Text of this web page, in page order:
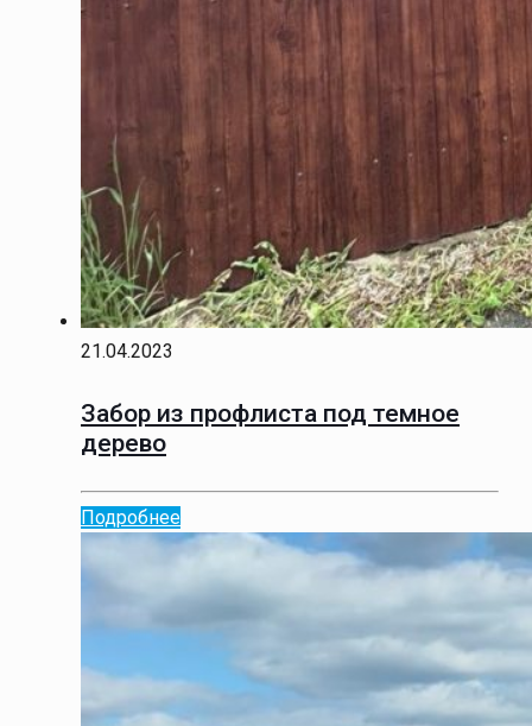
21.04.2023
Забор из профлиста под темное
дерево
Подробнее